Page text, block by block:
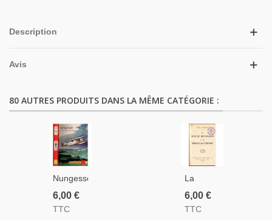
Description
Avis
80 AUTRES PRODUITS DANS LA MÊME CATÉGORIE :
Nungesser
Le
Chevalier
6,00 €
TTC
La
Première
Restauration
6,00 €
TTC